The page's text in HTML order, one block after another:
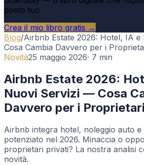
posto tuo
Crea il mio libro gratis →
Blog/Airbnb Estate 2026: Hotel, IA
Cosa Cambia Davvero per i
Novità25 maggio 2026· 7 min
Airbnb Estate 2026:
Nuovi Servizi — Cosa
Davvero per i Proprietari
Airbnb integra hotel, noleggio auto e
potenziato nel 2026. Minaccia o
proprietari privati? La nostra analisi
novità.